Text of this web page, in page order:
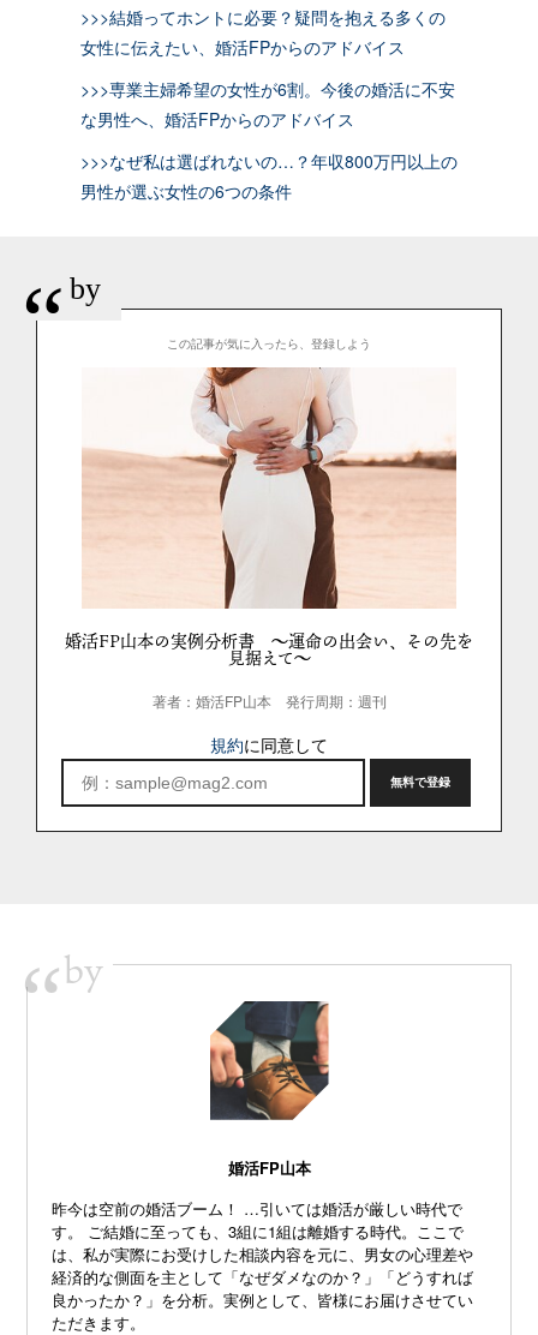
>>>結婚ってホントに必要？疑問を抱える多くの
女性に伝えたい、婚活FPからのアドバイス
>>>専業主婦希望の女性が6割。今後の婚活に不安
な男性へ、婚活FPからのアドバイス
>>>なぜ私は選ばれないの…？年収800万円以上の
男性が選ぶ女性の6つの条件
“ by
この記事が気に入ったら、登録しよう
婚活FP山本の実例分析書 ～運命の出会い、その先を
見据えて～
著者：婚活FP山本 発行周期：週刊
規約に同意して
“by
婚活FP山本
昨今は空前の婚活ブーム！ …引いては婚活が厳しい時代で
す。 ご結婚に至っても、3組に1組は離婚する時代。ここで
は、私が実際にお受けした相談内容を元に、男女の心理差や
経済的な側面を主として「なぜダメなのか？」「どうすれば
良かったか？」を分析。実例として、皆様にお届けさせてい
ただきます。